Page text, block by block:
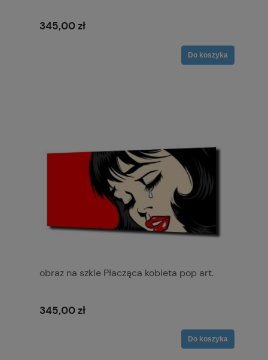
345,00 zł
Do koszyka
obraz na szkle Płacząca kobieta pop art.
345,00 zł
Do koszyka